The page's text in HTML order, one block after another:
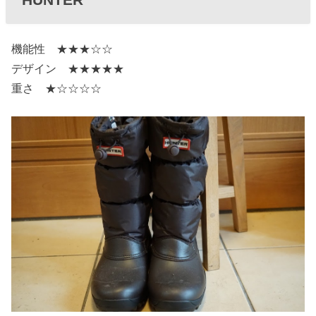
機能性 ★★★☆☆
デザイン ★★★★★
重さ ★☆☆☆☆